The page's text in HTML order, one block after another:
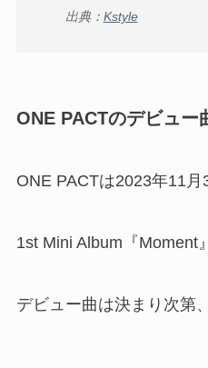
出典： Kstyle
ONE PACTのデビュー
ONE PACTは2023年11月
1st Mini Album『Moment
デビュー曲は決まり次第